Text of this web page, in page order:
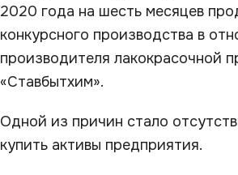
2020 года на шесть месяцев
конкурсного производства в
производителя лакокрасочной
«Ставбытхим».
Одной из причин стало
купить активы предприятия.